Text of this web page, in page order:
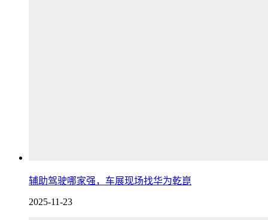
辅助驾驶哪家强，车展现场找华为乾崑
2025-11-23